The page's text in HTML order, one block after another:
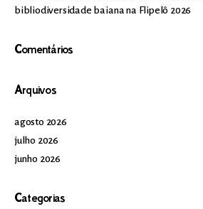
bibliodiversidade baiana na Flipelô 2026
Comentários
Arquivos
agosto 2026
julho 2026
junho 2026
Categorias